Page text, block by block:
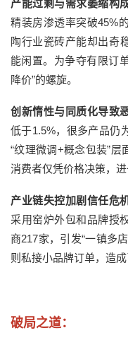
产能过剩与需求萎缩构
精装房渗透率突破45%
陶行业瓷砖产能却出奇
能闲置。为争夺有限订
降价”的螺旋。
创新惰性与同质化导致
低于1.5%，很多产品仍
“纹理微调+概念包装”层
消费者仅凭价格决策，
产业链失控加剧信任危机
采用窑炉外包和品牌授
商217家，引发“一镇多
则 私接小品牌订单，造成
破局之道：